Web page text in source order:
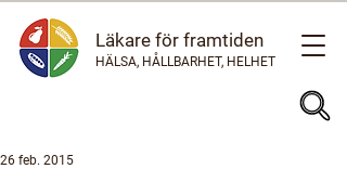
Läkare för framtiden
HÄLSA, HÅLLBARHET, HELHET
26 feb. 2015